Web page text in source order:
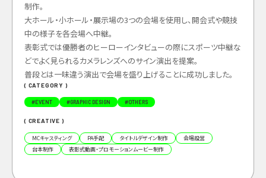
( CATEGORY )
#EVENT #GRAPHIC DESIGN #OTHERS
( CREATIVE )
MCキャスティング PA手配 タイトルデザイン制作
会場設営
台本制作
表彰式動画・プロモーションムービー制作
制作。
大ホール・小ホール・展示場の3つの会場を使用し、開会式や競技
中の様子を各会場へ中継。
表彰式では優勝者のヒーローインタビューの際にスポーツ中継な
どでよく見られるカメラレンズへのサイン演出を提案。
普段とは一味違う演出で会場を盛り上げることに成功しました。